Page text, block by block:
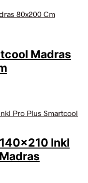
Madras
kr..
Inkl